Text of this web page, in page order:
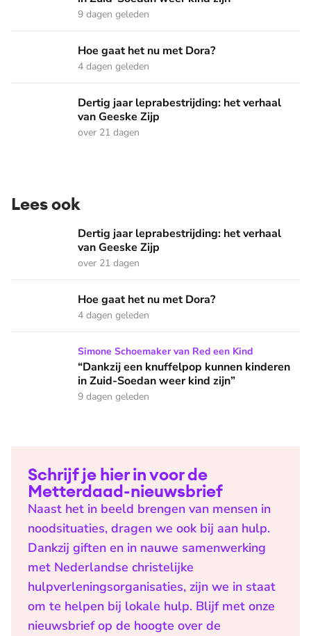
9 dagen geleden
Hoe gaat het nu met Dora?
Hoe gaat het nu met Dora?
4 dagen geleden
Dertig jaar leprabestrijding: het verhaal van Geeske Zijp
Dertig jaar leprabestrijding: het verhaal
van Geeske Zijp
over 21 dagen
Lees ook
Dertig jaar leprabestrijding: het verhaal van Geeske Zijp
Dertig jaar leprabestrijding: het verhaal
van Geeske Zijp
over 21 dagen
Hoe gaat het nu met Dora?
Hoe gaat het nu met Dora?
4 dagen geleden
“Dankzij een knuffelpop kunnen kinderen in Zuid-Soedan
Simone Schoemaker van Red een Kind
“Dankzij een knuffelpop kunnen kinderen
in Zuid-Soedan weer kind zijn”
9 dagen geleden
Schrijf je hier in voor de
Metterdaad-nieuwsbrief
Naast het in beeld brengen van mensen in
noodsituaties, dragen we ook bij aan hulp.
Dankzij giften en in nauwe samenwerking
met Nederlandse christelijke
hulpverleningsorganisaties, zijn we in staat
om te helpen bij lokale hulp. Blijf met onze
nieuwsbrief op de hoogte over de